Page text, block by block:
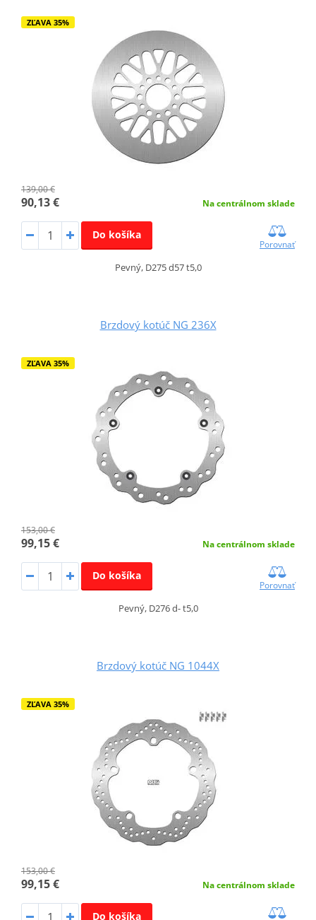
ZĽAVA 35%
139,00 €
90,13 € Na centrálnom sklade
Do košíka
Porovnať
Pevný, D275 d57 t5,0
Brzdový kotúč NG 236X
ZĽAVA 35%
153,00 €
99,15 € Na centrálnom sklade
Do košíka
Porovnať
Pevný, D276 d- t5,0
Brzdový kotúč NG 1044X
ZĽAVA 35%
153,00 €
99,15 € Na centrálnom sklade
Do košíka